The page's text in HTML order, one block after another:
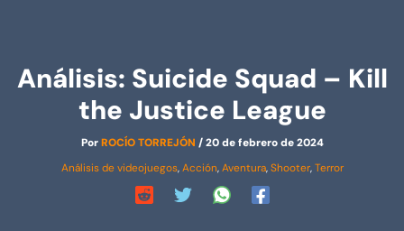
Análisis: Suicide Squad – Kill
the Justice League
PorROCÍO TORREJÓN /20 de febrero de 2024
Análisis de videojuegos,Acción,Aventura,Shooter,Terror